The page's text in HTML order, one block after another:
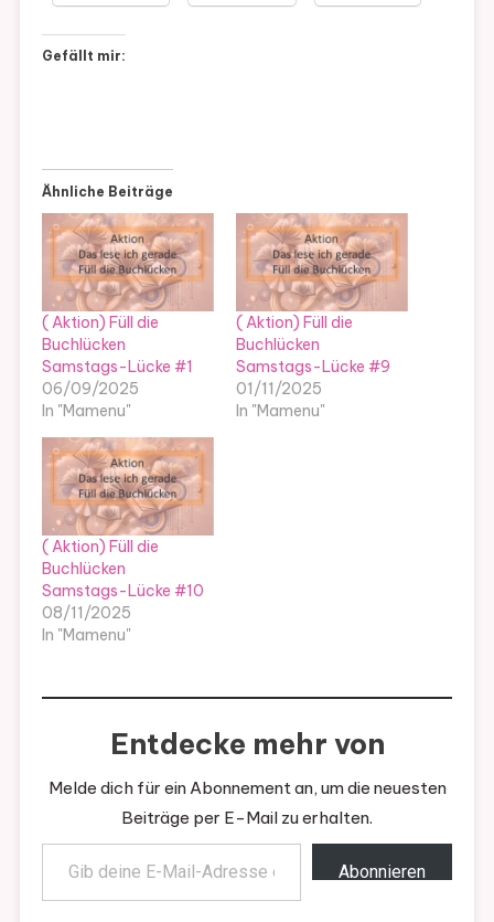
Gefällt mir:
Ähnliche Beiträge
( Aktion) Füll die
Buchlücken
Samstags-Lücke #1
06/09/2025
In "Mamenu"
( Aktion) Füll die
Buchlücken
Samstags-Lücke #9
01/11/2025
In "Mamenu"
( Aktion) Füll die
Buchlücken
Samstags-Lücke #10
08/11/2025
In "Mamenu"
Entdecke mehr von
Melde dich für ein Abonnement an, um die neuesten
Beiträge per E-Mail zu erhalten.
Gib deine E-Mail-Adresse ein ...
Abonnieren